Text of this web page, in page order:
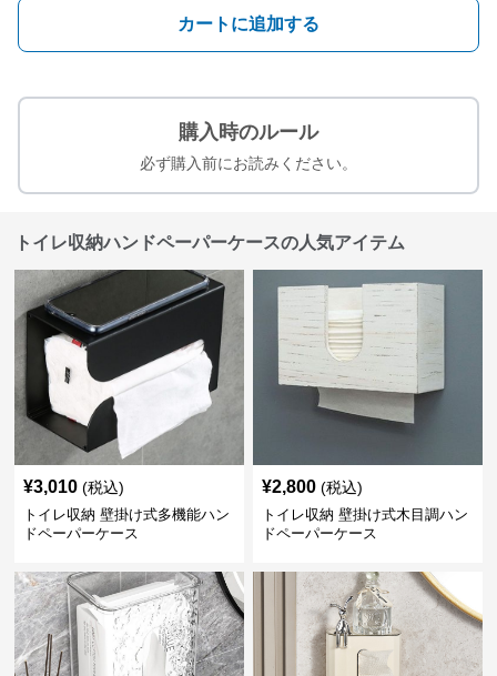
カートに追加する
購入時のルール
必ず購入前にお読みください。
トイレ収納ハンドペーパーケースの人気アイテム
¥3,010 (税込)
トイレ収納 壁掛け式多機能ハン
ドペーパーケース
¥2,800 (税込)
トイレ収納 壁掛け式木目調ハン
ドペーパーケース